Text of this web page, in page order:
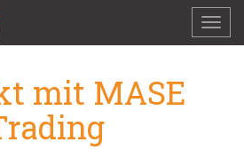
mit MASE